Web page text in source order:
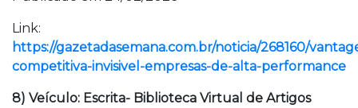
Link:
https://gazetadasemana.com.br/noticia/268160/
competitiva-invisivel-empresas-de-alta-performance
8) Veículo: Escrita- Biblioteca Virtual de Artigos